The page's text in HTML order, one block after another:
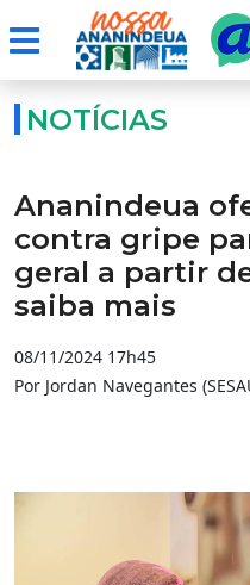
NOTÍCIAS
Ananindeua
contra gripe
geral a partir
saiba mais
08/11/2024 17h45
Por Jordan Navegantes